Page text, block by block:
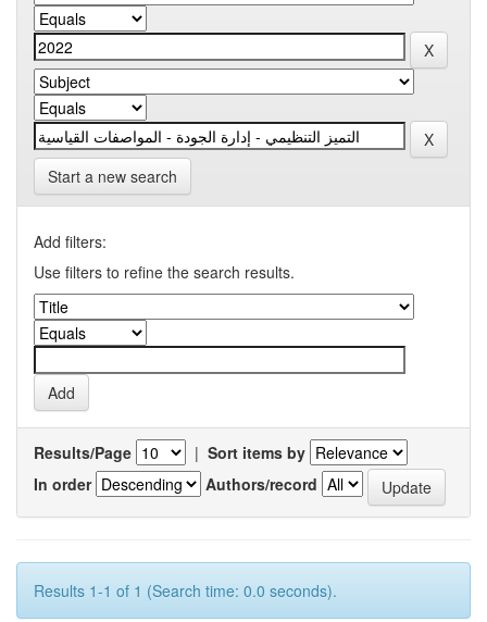
Start a new search
Add filters:
Use filters to refine the search results.
Results/Page | Sort items by
In order
Authors/record
Results 1-1 of 1 (Search time: 0.0 seconds).